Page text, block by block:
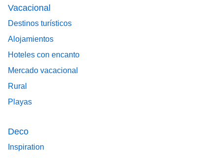
Vacacional
Destinos turísticos
Alojamientos
Hoteles con encanto
Mercado vacacional
Rural
Playas
Deco
Inspiration